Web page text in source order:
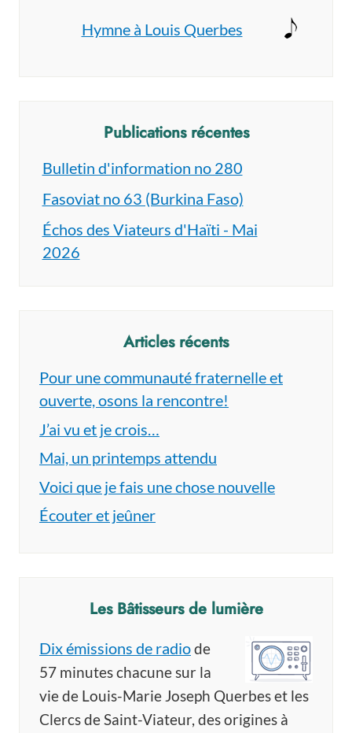
Hymne à Louis Querbes
Publications récentes
Bulletin d'information no 280
Fasoviat no 63 (Burkina Faso)
Échos des Viateurs d'Haïti - Mai
2026
Articles récents
Pour une communauté fraternelle et
ouverte, osons la rencontre!
J’ai vu et je crois…
Mai, un printemps attendu
Voici que je fais une chose nouvelle
Écouter et jeûner
Les Bâtisseurs de lumière
Dix émissions de radiode
57 minutes chacune sur la
vie de Louis-Marie Joseph Querbes et les
Clercs de Saint-Viateur, des origines à